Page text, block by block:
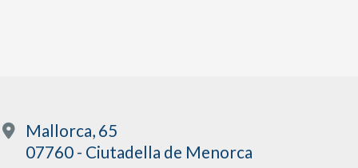
Mallorca, 65
07760 - Ciutadella de Menorca